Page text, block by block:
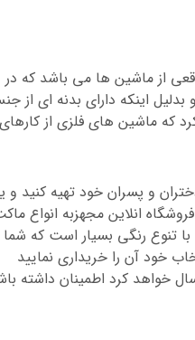
از ماشین ها می باشد که در
اینکه دارای بدنه ای از
که ماشین های فلزی از کارهای
و پسران خود تهیه کنید و
انلاین مجهزبه انواع
تنوع رنگی بسیار است که
خود آن را خریداری نمایید
خواهد کرد اطمینان داشته